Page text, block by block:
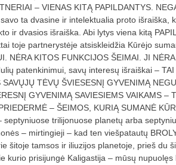
– VIENAS KITĄ PAPILDANTYS.
ta dvasine ir intelektualia proto išraiška,
ir dvasios išraiška. Abi lytys viena kitą
toje partnerystėje atsiskleidžia Kūrėjo
NĖRA KITOS FUNKCIJOS ŠEIMAI. JI
patenkinimui, savų interesų išraiškai –
TĖVŲ ŠVIESESNĮ GYVENIMĄ
GYVENIMĄ SAVIESIEMS VAIKAMS –
– ŠEIMOS, KURIĄ SUMANĖ
septyniuose trilijonuose planetų arba
– mirtingieji – kad ten viešpatautų
šitoje tamsos ir iliuzijos planetoje, prieš du
kurio prisijungė Kaligastija – mūsų